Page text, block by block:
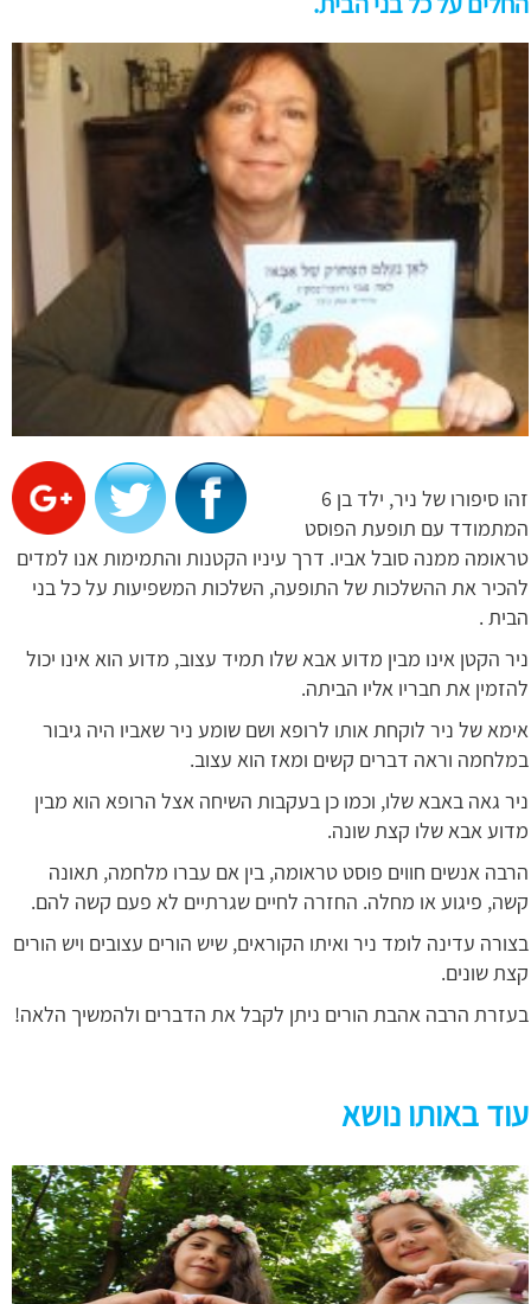
זהו סיפורו של ניר, ילד בן 6
המתמודד עם תופעת הפוסט
טראומה ממנה סובל אביו. דרך עיניו הקטנות והתמימות אנו למדים
להכיר את ההשלכות של התופעה, השלכות המשפיעות על כל בני
הבית .
ניר הקטן אינו מבין מדוע אבא שלו תמיד עצוב, מדוע הוא אינו יכול
להזמין את חבריו אליו הביתה.
אימא של ניר לוקחת אותו לרופא ושם שומע ניר שאביו היה גיבור
במלחמה וראה דברים קשים ומאז הוא עצוב.
ניר גאה באבא שלו, וכמו כן בעקבות השיחה אצל הרופא הוא מבין
מדוע אבא שלו קצת שונה.
הרבה אנשים חווים פוסט טראומה, בין אם עברו מלחמה, תאונה
קשה, פיגוע או מחלה. החזרה לחיים שגרתיים לא פעם קשה להם.
בצורה עדינה לומד ניר ואיתו הקוראים, שיש הורים עצובים ויש הורים
קצת שונים.
בעזרת הרבה אהבת הורים ניתן לקבל את הדברים ולהמשיך הלאה!
עוד באותו נושא